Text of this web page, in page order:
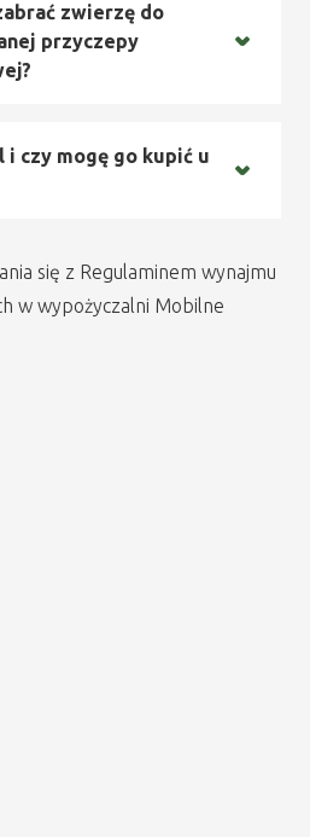
zwierzę do
przyczepy
i czy mogę go kupić u
się z Regulaminem wynajmu
w wypożyczalni Mobilne